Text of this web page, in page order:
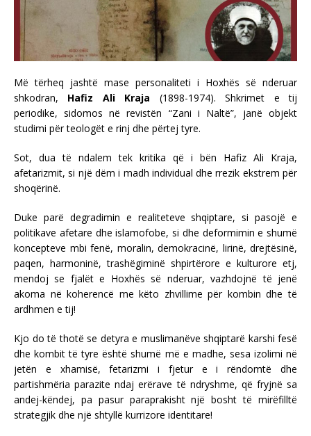
Më tërheq jashtë mase personaliteti i Hoxhës së nderuar
shkodran, Hafiz Ali Kraja (1898-1974). Shkrimet e tij
periodike, sidomos në revistën “Zani i Naltë”, janë objekt
studimi për teologët e rinj dhe përtej tyre.
Sot, dua të ndalem tek kritika që i bën Hafiz Ali Kraja,
afetarizmit, si një dëm i madh individual dhe rrezik ekstrem për
shoqërinë.
Duke parë degradimin e realiteteve shqiptare, si pasojë e
politikave afetare dhe islamofobe, si dhe deformimin e shumë
koncepteve mbi fenë, moralin, demokracinë, lirinë, drejtësinë,
paqen, harmoninë, trashëgiminë shpirtërore e kulturore etj,
mendoj se fjalët e Hoxhës së nderuar, vazhdojnë të jenë
akoma në koherencë me këto zhvillime për kombin dhe të
ardhmen e tij!
Kjo do të thotë se detyra e muslimanëve shqiptarë karshi fesë
dhe kombit të tyre është shumë më e madhe, sesa izolimi në
jetën e xhamisë, fetarizmi i fjetur e i rëndomtë dhe
partishmëria parazite ndaj erërave të ndryshme, që fryjnë sa
andej-këndej, pa pasur paraprakisht një bosht të mirëfilltë
strategjik dhe një shtyllë kurrizore identitare!